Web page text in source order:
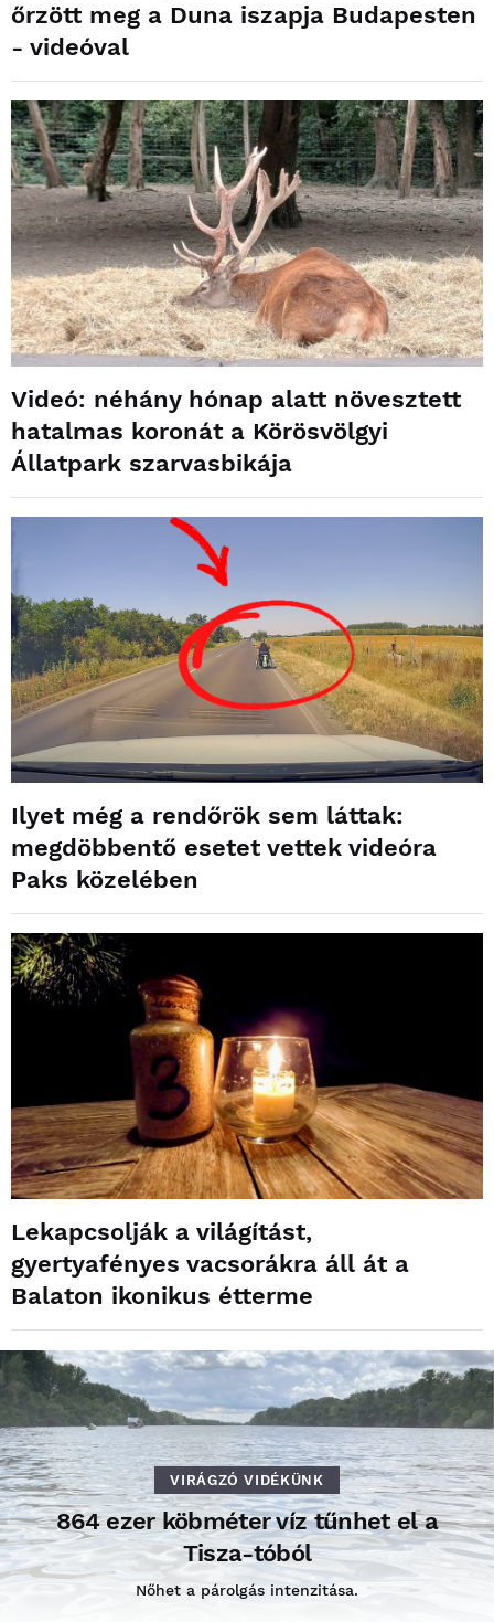
őrzött meg a Duna iszapja Budapesten
- videóval
Videó: néhány hónap alatt növesztett
hatalmas koronát a Körösvölgyi
Állatpark szarvasbikája
Ilyet még a rendőrök sem láttak:
megdöbbentő esetet vettek videóra
Paks közelében
Lekapcsolják a világítást,
gyertyafényes vacsorákra áll át a
Balaton ikonikus étterme
VIRÁGZÓ VIDÉKÜNK
864 ezer köbméter víz tűnhet el a
Tisza-tóból
Nőhet a párolgás intenzitása.